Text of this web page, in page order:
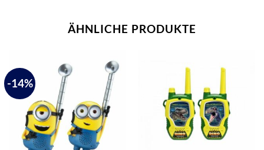
ÄHNLICHE PRODUKTE
-14%